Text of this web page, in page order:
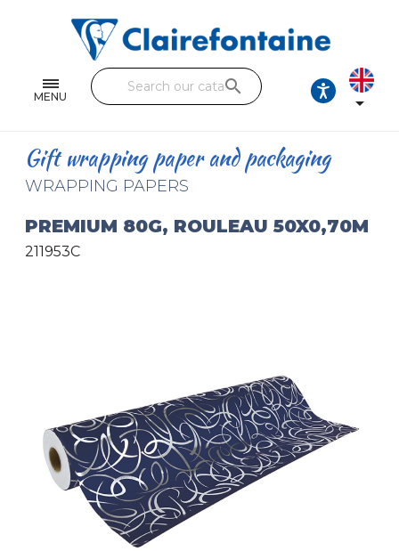
MENU
Single and double sheets
Fine arts
Handicraft
Pencil cases & Leather goods
search

Gift wrapping paper and packaging
WRAPPING PAPERS
PREMIUM 80G, ROULEAU 50X0,70M
211953C